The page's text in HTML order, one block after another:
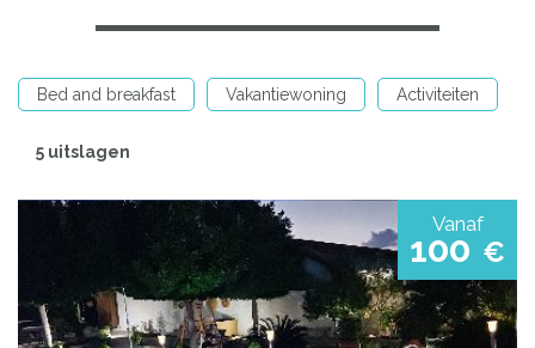
Bed and breakfast Vakantiewoning Activiteiten
5 uitslagen
Vanaf
100 €